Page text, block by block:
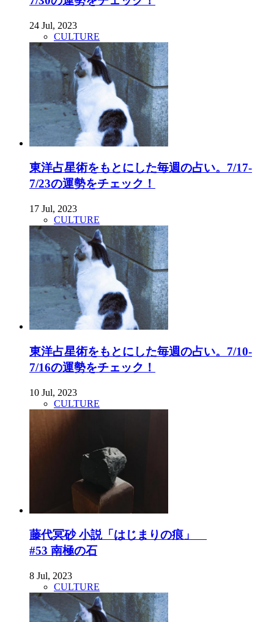
24 Jul, 2023
CULTURE
東洋占星術をもとにした毎週の占い。7/17-
7/23の運勢をチェック！
17 Jul, 2023
CULTURE
東洋占星術をもとにした毎週の占い。7/10-
7/16の運勢をチェック！
10 Jul, 2023
CULTURE
藤代冥砂 小説「はじまりの痕」
#53 南極の石
8 Jul, 2023
CULTURE